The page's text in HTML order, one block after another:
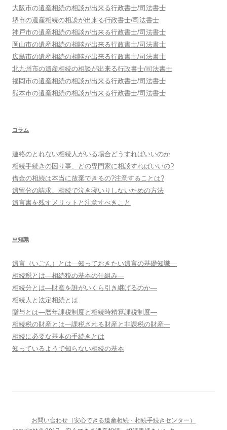
大阪市の遺産相続の相談が出来る行政書士/司法書士
堺市の遺産相続の相談が出来る行政書士/司法書士
神戸市の遺産相続の相談が出来る行政書士/司法書士
岡山市の遺産相続の相談が出来る行政書士/司法書士
広島市の遺産相続の相談が出来る行政書士/司法書士
北九州市の遺産相続の相談が出来る行政書士/司法書士
福岡市の遺産相続の相談が出来る行政書士/司法書士
熊本市の遺産相続の相談が出来る行政書士/司法書士
コラム
連絡のとれない相続人がいる場合どうすればいいのか
相続手続きの困り事、どの専門家に相談すればいいの?
借金の相続は本当に放棄できるの?注意することは?
遺留分の請求、相続で泣き寝いりしないための方法
遺言書を残すメリットと注意すべきこと
豆知識
遺言（いごん）とは―知っておきたい遺言の基礎知識―
相続税とは―相続税の基本の仕組み―
相続分とは―財産を誰がいくら引き継げるのか―
相続人と法定相続とは
贈与とは―暦年課税制度と相続時精算課税制度―
相続税の財産とは―課税される財産と非課税の財産―
相続に必要な基本の手続きとは
知っているようで知らない相続の基本
お問い合わせ（安心できる遺産相続・相続手続きセンター）